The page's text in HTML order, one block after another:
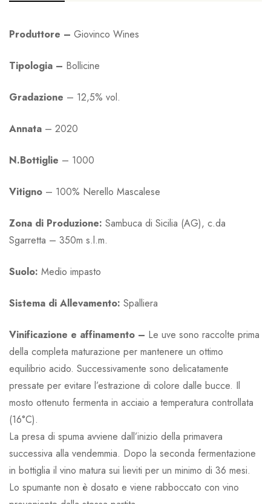
Produttore – Giovinco Wines
Tipologia – Bollicine
Gradazione – 12,5% vol.
Annata – 2020
N.Bottiglie – 1000
Vitigno – 100% Nerello Mascalese
Zona di Produzione: Sambuca di Sicilia (AG), c.da
Sgarretta – 350m s.l.m.
Suolo: Medio impasto
Sistema di Allevamento: Spalliera
Vinificazione e affinamento – Le uve sono raccolte prima
della completa maturazione per mantenere un ottimo
equilibrio acido. Successivamente sono delicatamente
pressate per evitare l’estrazione di colore dalle bucce. Il
mosto ottenuto fermenta in acciaio a temperatura controllata
(16°C).
La presa di spuma avviene dall’inizio della primavera
successiva alla vendemmia. Dopo la seconda fermentazione
in bottiglia il vino matura sui lieviti per un minimo di 36 mesi.
Lo spumante non è dosato e viene rabboccato con vino